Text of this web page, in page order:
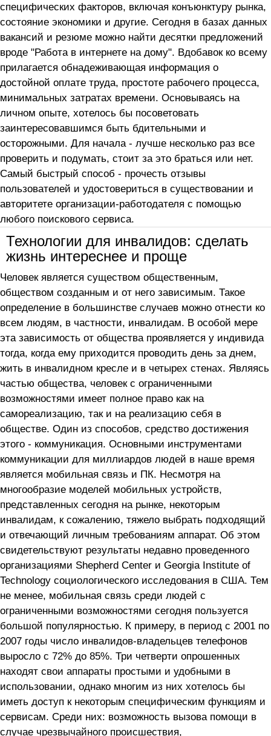
специфических факторов, включая конъюнктуру рынка,
состояние экономики и другие. Сегодня в базах данных
вакансий и резюме можно найти десятки предложений
вроде "Работа в интернете на дому". Вдобавок ко всему
прилагается обнадеживающая информация о
достойной оплате труда, простоте рабочего процесса,
минимальных затратах времени. Основываясь на
личном опыте, хотелось бы посоветовать
заинтересовавшимся быть бдительными и
осторожными. Для начала - лучше несколько раз все
проверить и подумать, стоит за это браться или нет.
Самый быстрый способ - прочесть отзывы
пользователей и удостовериться в существовании и
авторитете организации-работодателя с помощью
любого поискового сервиса.
Технологии для инвалидов: сделать
жизнь интереснее и проще
Человек является существом общественным,
обществом созданным и от него зависимым. Такое
определение в большинстве случаев можно отнести ко
всем людям, в частности, инвалидам. В особой мере
эта зависимость от общества проявляется у индивида
тогда, когда ему приходится проводить день за днем,
жить в инвалидном кресле и в четырех стенах. Являясь
частью общества, человек с ограниченными
возможностями имеет полное право как на
самореализацию, так и на реализацию себя в
обществе. Один из способов, средство достижения
этого - коммуникация. Основными инструментами
коммуникации для миллиардов людей в наше время
является мобильная связь и ПК. Несмотря на
многообразие моделей мобильных устройств,
представленных сегодня на рынке, некоторым
инвалидам, к сожалению, тяжело выбрать подходящий
и отвечающий личным требованиям аппарат. Об этом
свидетельствуют результаты недавно проведенного
организациями Shepherd Center и Georgia Institute of
Technology социологического исследования в США. Тем
не менее, мобильная связь среди людей с
ограниченными возможностями сегодня пользуется
большой популярностью. К примеру, в период с 2001 по
2007 годы число инвалидов-владельцев телефонов
выросло с 72% до 85%. Три четверти опрошенных
находят свои аппараты простыми и удобными в
использовании, однако многим из них хотелось бы
иметь доступ к некоторым специфическим функциям и
сервисам. Среди них: возможность вызова помощи в
случае чрезвычайного происшествия,